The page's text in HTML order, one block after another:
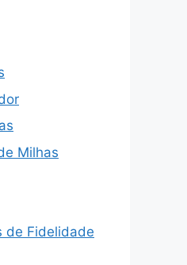
Milhas
de Fidelidade